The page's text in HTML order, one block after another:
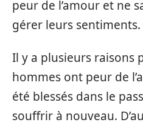
peur de l’amour et ne
gérer leurs sentiments.
Il y a plusieurs raisons
hommes ont peur de
été blessés dans le
souffrir à nouveau.